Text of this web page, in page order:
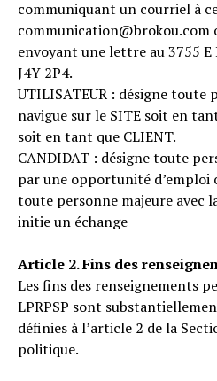
communiquant un courriel à
envoyant une lettre au 3755
J4Y 2P4.
UTILISATEUR : désigne toute
navigue sur le SITE soit en
soit en tant que CLIENT.
CANDIDAT : désigne toute
par une opportunité d’emploi
toute personne majeure avec
initie un échange
Article 2. Fins des
Les fins des renseignements
LPRPSP sont
définies à l’article 2 de la
politique.